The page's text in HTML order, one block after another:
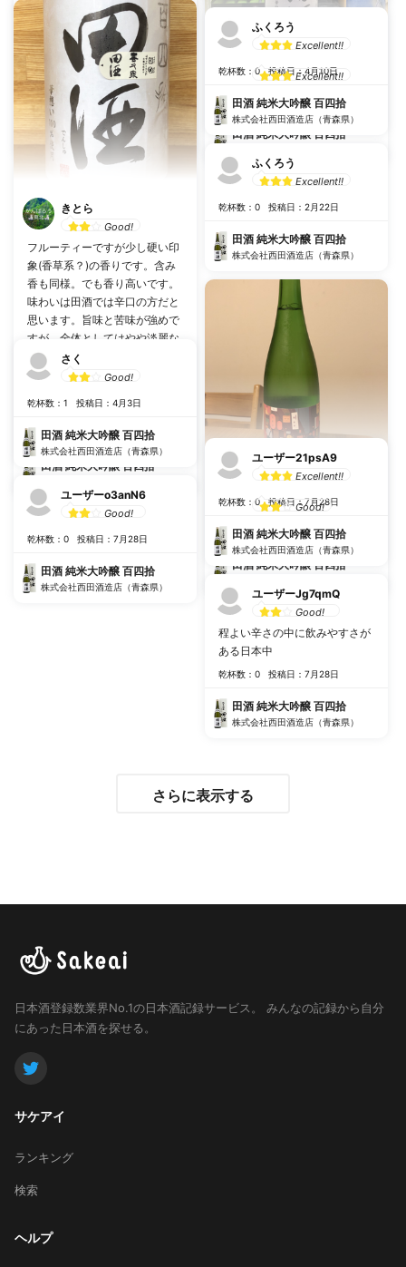
だ。
#濃厚な口当たり
#するする飲める
乾杯数：7 投稿日：7月23日
田酒 純米大吟醸 百四拾
株式会社西田酒造店（青森県）
Excellent!!
乾杯数：0 投稿日：9月19日
田酒 純米大吟醸 百四拾
きとら
Good!
フルーティーですが少し硬い印
象(香草系？)の香りです。含み
香も同様。でも香り高いです。
味わいは田酒では辛口の方だと
思います。旨味と苦味が強めで
すが、全体としてはやや淡麗な
印象です。後味には渋味が残り
ます。まろやかでない田酒を初
と日本酒度0、酸度1.6、アルコ
ール度16.5•••全然感じない😨
乾杯数：7 投稿日：6月5日
田酒 純米大吟醸 百四拾
ふくろう
Excellent!!
乾杯数：0 投稿日：4月10日
田酒 純米大吟醸 百四拾
株式会社西田酒造店（青森県）
ふくろう
Excellent!!
乾杯数：0 投稿日：2月22日
田酒 純米大吟醸 百四拾
株式会社西田酒造店（青森県）
Good!
乾杯数：0 投稿日：12月23日
田酒 純米大吟醸 百四拾
さく
Good!
乾杯数：1 投稿日：4月3日
田酒 純米大吟醸 百四拾
株式会社西田酒造店（青森県） ユーザー21psA9
Excellent!!
乾杯数：0 投稿日：7月28日
田酒 純米大吟醸 百四拾
株式会社西田酒造店（青森県）
ユーザーo3anN6
Good!
乾杯数：0 投稿日：7月28日
田酒 純米大吟醸 百四拾
株式会社西田酒造店（青森県） ユーザーJg7qmQ
Good!
程よい辛さの中に飲みやすさが
ある日本中
乾杯数：0 投稿日：7月28日
田酒 純米大吟醸 百四拾
株式会社西田酒造店（青森県）
さらに表示する
日本酒登録数業界No.1の日本酒記録サービス。
みんなの記録から自分
にあった日本酒を探せる。
サケアイ
ランキング
検索
ヘルプ